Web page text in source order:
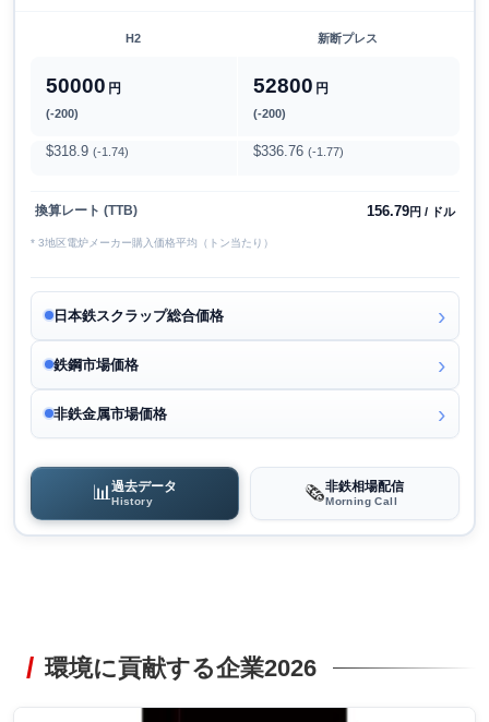
H2 新断プレス
50000 円
(-200)
52800 円
(-200)
$318.9 (-1.74) $336.76 (-1.77)
換算レート (TTB) 156.79円 / ドル
* 3地区電炉メーカー購入価格平均（トン当たり）
日本鉄スクラップ総合価格
鉄鋼市場価格
非鉄金属市場価格
📊過去データ
History 🗞️非鉄相場配信
Morning Call
環境に貢献する企業2026